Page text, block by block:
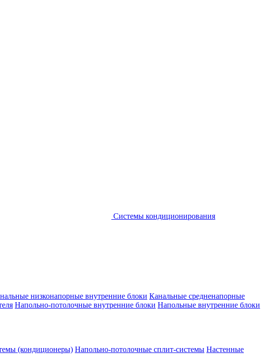
Системы кондиционирования
низконапорные внутренние блоки Канальные средненапорные
Напольно-потолочные внутренние блоки Напольные внутренние блоки
(кондиционеры) Напольно-потолочные сплит-системы Настенные